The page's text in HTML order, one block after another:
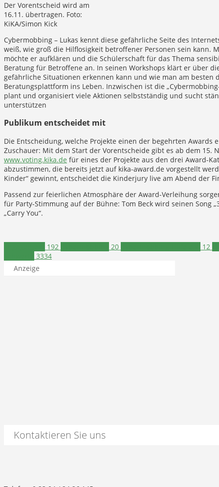
Der Vorentscheid wird am
16.11. übertragen. Foto:
KiKA/Simon Kick
Cybermobbing – Lukas kennt diese gefährliche Seite des
weiß, wie groß die Hilflosigkeit betroffener Personen sein kann.
möchte er aufklären und die Schülerschaft für das Thema
Beratung für Betroffene an. In seinen Workshops klärt er über
gefährliche Situationen erkennen kann und wie man am
Beratungsplattform ins Leben. Inzwischen ist die
plant und organisiert viele Aktionen selbstständig und sucht
unterstützen
Publikum entscheidet mit
Die Entscheidung, welche Projekte einen der begehrten
Zuschauer: Mit dem Start der Vorentscheide gibt es ab dem 15.
www.voting.kika.de für eines der Projekte aus den drei Award-
abzustimmen, die bereits jetzt auf kika-award.de vorgestellt
Kinder“ gewinnt, entscheidet die Kinderjury live am Abend der
Passend zur feierlichen Atmosphäre der Award-Verleihung
für Party-Stimmung auf der Bühne: Tom Beck wird seinen Song
„Carry You“.
192 20 12
3334
Anzeige
Kontaktieren Sie uns